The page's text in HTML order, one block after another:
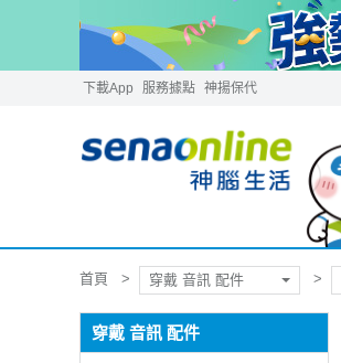
下載App 服務據點 神揚保代
首頁 穿戴 音訊 配件
穿戴 音訊 配件